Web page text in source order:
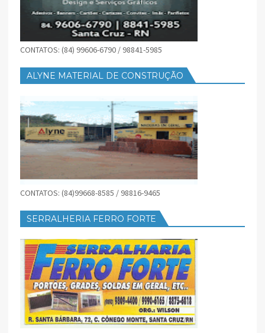
CONTATOS: (84) 99606-6790 / 98841-5985
ALYNE MATERIAL DE CONSTRUÇÃO
CONTATOS: (84)99668-8585 / 98816-9465
SERRALHERIA FERRO FORTE